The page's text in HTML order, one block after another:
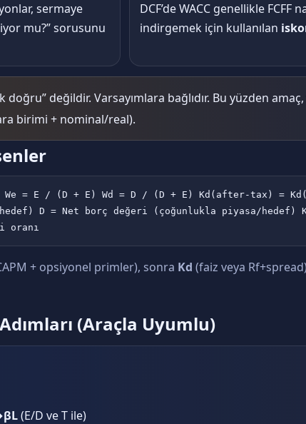
sermaye
mu?” sorusunu
DCF’de WACC genellikle FCFF
indirgemek için kullanılan
doğru” değildir. Varsayımlara bağlıdır. Bu yüzden amaç,
birimi + nominal/real).
We = E / (D + E) Wd = D / (D + E) Kd(after-tax) =
D = Net borç değeri (çoğunlukla piyasa/hedef)
oranı
+ opsiyonel primler), sonra Kd (faiz veya
(Araçla Uyumlu)
(E/D ve T ile)